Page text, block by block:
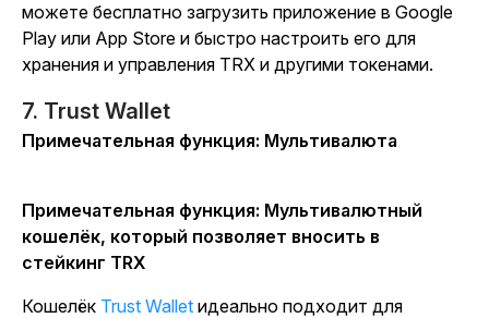
можете бесплатно загрузить приложение в Google
Play или App Store и быстро настроить его для
хранения и управления TRX и другими токенами.
7. Trust Wallet
Примечательная функция: Мультивалюта
Примечательная функция: Мультивалютный
кошелёк, который позволяет вносить в
стейкинг TRX
Кошелёк Trust Wallet идеально подходит для